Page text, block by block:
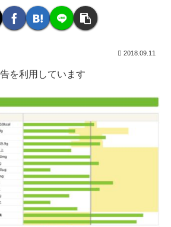
2018.09.11
を利用しています